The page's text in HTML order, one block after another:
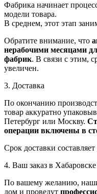
Фабрика начинает
модели товара.
В среднем, этот этап
Обратите внимание, что
нерабочими месяцами
фабрик. В связи с этим,
увеличен.
3. Доставка
По окончанию
товар аккуратно
Петербург или Москву.
операции включены в
Срок доставки составляет
4. Ваш заказ в Хабаровске
По вашему желанию, наши
дом и проведут